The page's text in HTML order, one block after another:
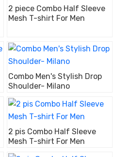
2 piece Combo Half Sleeve
Mesh T-shirt For Men
Combo Men's Stylish Drop
Shoulder- Milano
2 pis Combo Half Sleeve
Mesh T-shirt For Men